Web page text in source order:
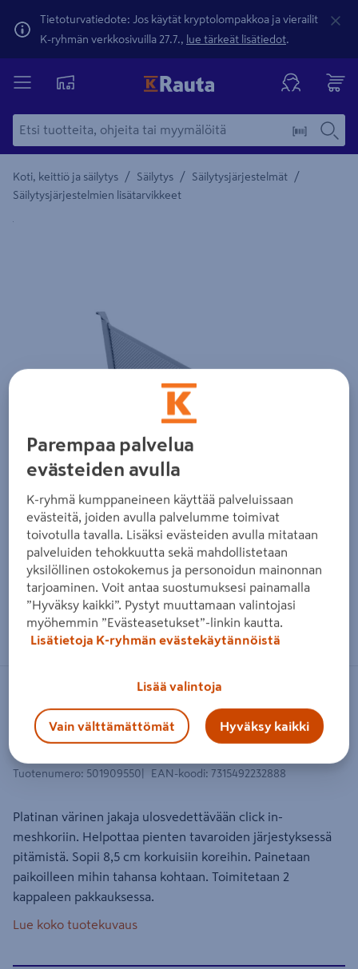
Tietoturvatiedote: Jos käytät kryptolompakkoa ja vierailit
K-ryhmän verkkosivuilla 27.7., lue tärkeät lisätiedot.
Koti, keittiö ja säilytys / Säilytys / Säilytysjärjestelmät /
Säilytysjärjestelmien lisätarvikkeet
Yksityiskohtainen kuvaus löytyy Tuotteen kuvaus -
Zoomaa kuvaa sormilla kosketusnäytöllä
Meshkorin jakaja Elfa 85mm platina
223288
Tuotenumero: 501909550 EAN-koodi: 7315492232888
Platinan värinen jakaja ulosvedettävään click in-
meshkoriin. Helpottaa pienten tavaroiden järjestyksessä
pitämistä. Sopii 8,5 cm korkuisiin koreihin. Painetaan
paikoilleen mihin tahansa kohtaan. Toimitetaan 2
kappaleen pakkauksessa.
Lue koko tuotekuvaus
Parempaa palvelua
evästeiden avulla
K-ryhmä kumppaneineen käyttää palveluissaan
evästeitä, joiden avulla palvelumme toimivat
toivotulla tavalla. Lisäksi evästeiden avulla mitataan
palveluiden tehokkuutta sekä mahdollistetaan
yksilöllinen ostokokemus ja personoidun mainonnan
tarjoaminen. Voit antaa suostumuksesi painamalla
”Hyväksy kaikki”. Pystyt muuttamaan valintojasi
myöhemmin ”Evästeasetukset”-linkin kautta.
Lisätietoja K-ryhmän evästekäytännöistä
Lisää valintoja
Vain välttämättömät Hyväksy kaikki